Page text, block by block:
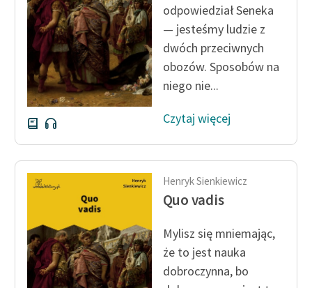
odpowiedział Seneka
— jesteśmy ludzie z
dwóch przeciwnych
obozów. Sposobów na
niego nie...
Czytaj więcej
Henryk Sienkiewicz
Quo vadis
Mylisz się mniemając,
że to jest nauka
dobroczynna, bo